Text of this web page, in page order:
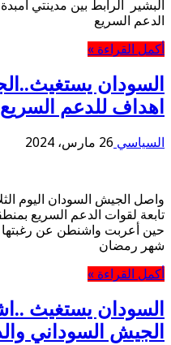
البشير الرابط بين مدينتي
الدعم السريع
أكمل القراءة »
السودان
اهداف للدعم السريع
السياسي 26 مارس، 2024
واصل الجيش السودان اليوم
تابعة لقوات الدعم السريع
حين أعربت واشنطن عن رغبتها
شهر رمضان
أكمل القراءة »
السودان يستغيث
الجيش السوداني